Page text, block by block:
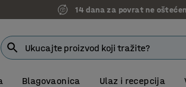
14 dana za povrat ne
Blagovaonica Ulaz i recepcija